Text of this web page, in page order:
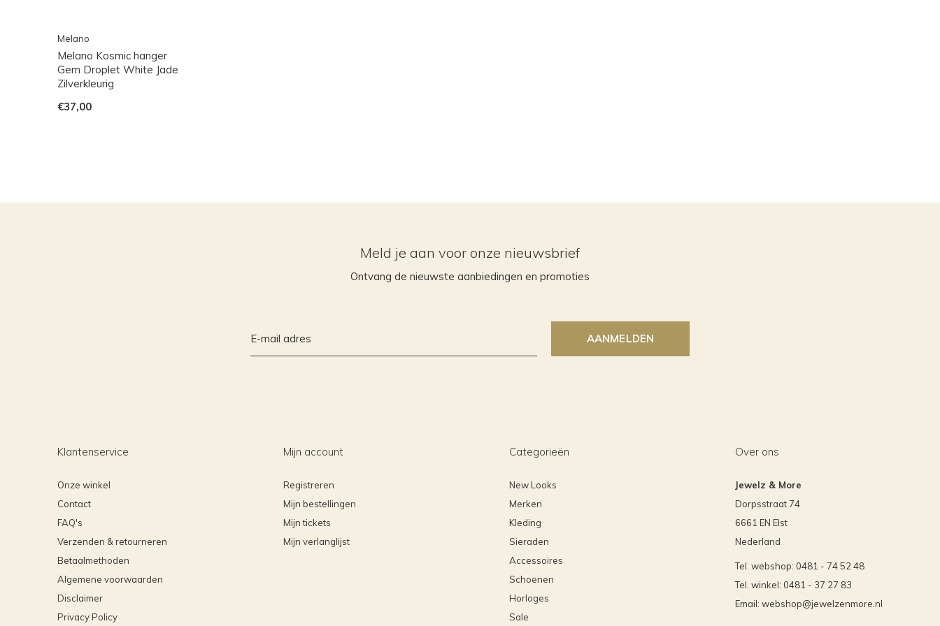
Melano
Melano Kosmic hanger
Gem Droplet White Jade
Zilverkleurig
€37,00
Meld je aan voor onze nieuwsbrief
Ontvang de nieuwste aanbiedingen en promoties
AANMELDEN
Klantenservice
Onze winkel
Contact
FAQ's
Verzenden & retourneren
Betaalmethoden
Algemene voorwaarden
Disclaimer
Privacy Policy
Mijn account
Registreren
Mijn bestellingen
Mijn tickets
Mijn verlanglijst
Categorieën
New Looks
Merken
Kleding
Sieraden
Accessoires
Schoenen
Horloges
Sale
Over ons
Jewelz & More
Dorpsstraat 74
6661 EN Elst
Nederland
Tel. webshop: 0481 - 74 52 48
Tel. winkel: 0481 - 37 27 83
Email: webshop@jewelzenmore.nl